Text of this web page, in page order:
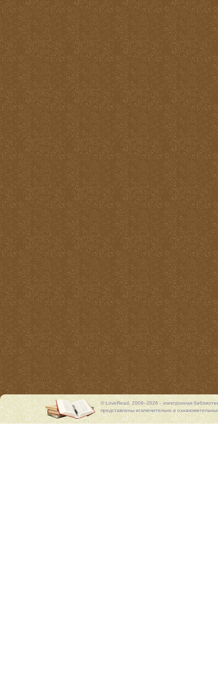
© LoveRead, 2009–2026 - электронная
представлены исключительно в